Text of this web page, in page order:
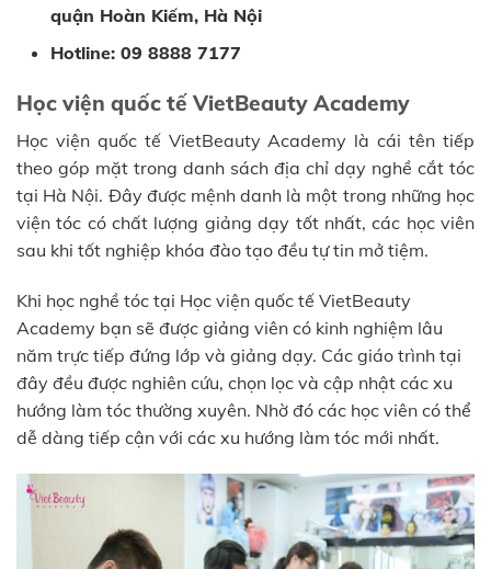
quận Hoàn Kiếm, Hà Nội
Hotline: 09 8888 7177
Học viện quốc tế VietBeauty Academy
Học viện quốc tế VietBeauty Academy là cái tên tiếp
theo góp mặt trong danh sách địa chỉ dạy nghề cắt tóc
tại Hà Nội. Đây được mệnh danh là một trong những học
viện tóc có chất lượng giảng dạy tốt nhất, các học viên
sau khi tốt nghiệp khóa đào tạo đều tự tin mở tiệm.
Khi học nghề tóc tại Học viện quốc tế VietBeauty
Academy bạn sẽ được giảng viên có kinh nghiệm lâu
năm trực tiếp đứng lớp và giảng dạy. Các giáo trình tại
đây đều được nghiên cứu, chọn lọc và cập nhật các xu
hướng làm tóc thường xuyên. Nhờ đó các học viên có thể
dễ dàng tiếp cận với các xu hướng làm tóc mới nhất.